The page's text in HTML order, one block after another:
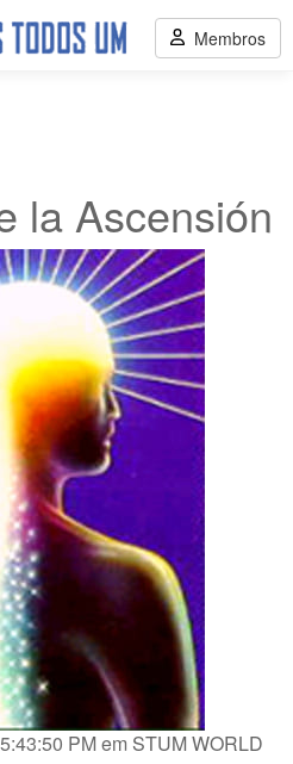
la Ascensión
PM em STUM WORLD
Membros